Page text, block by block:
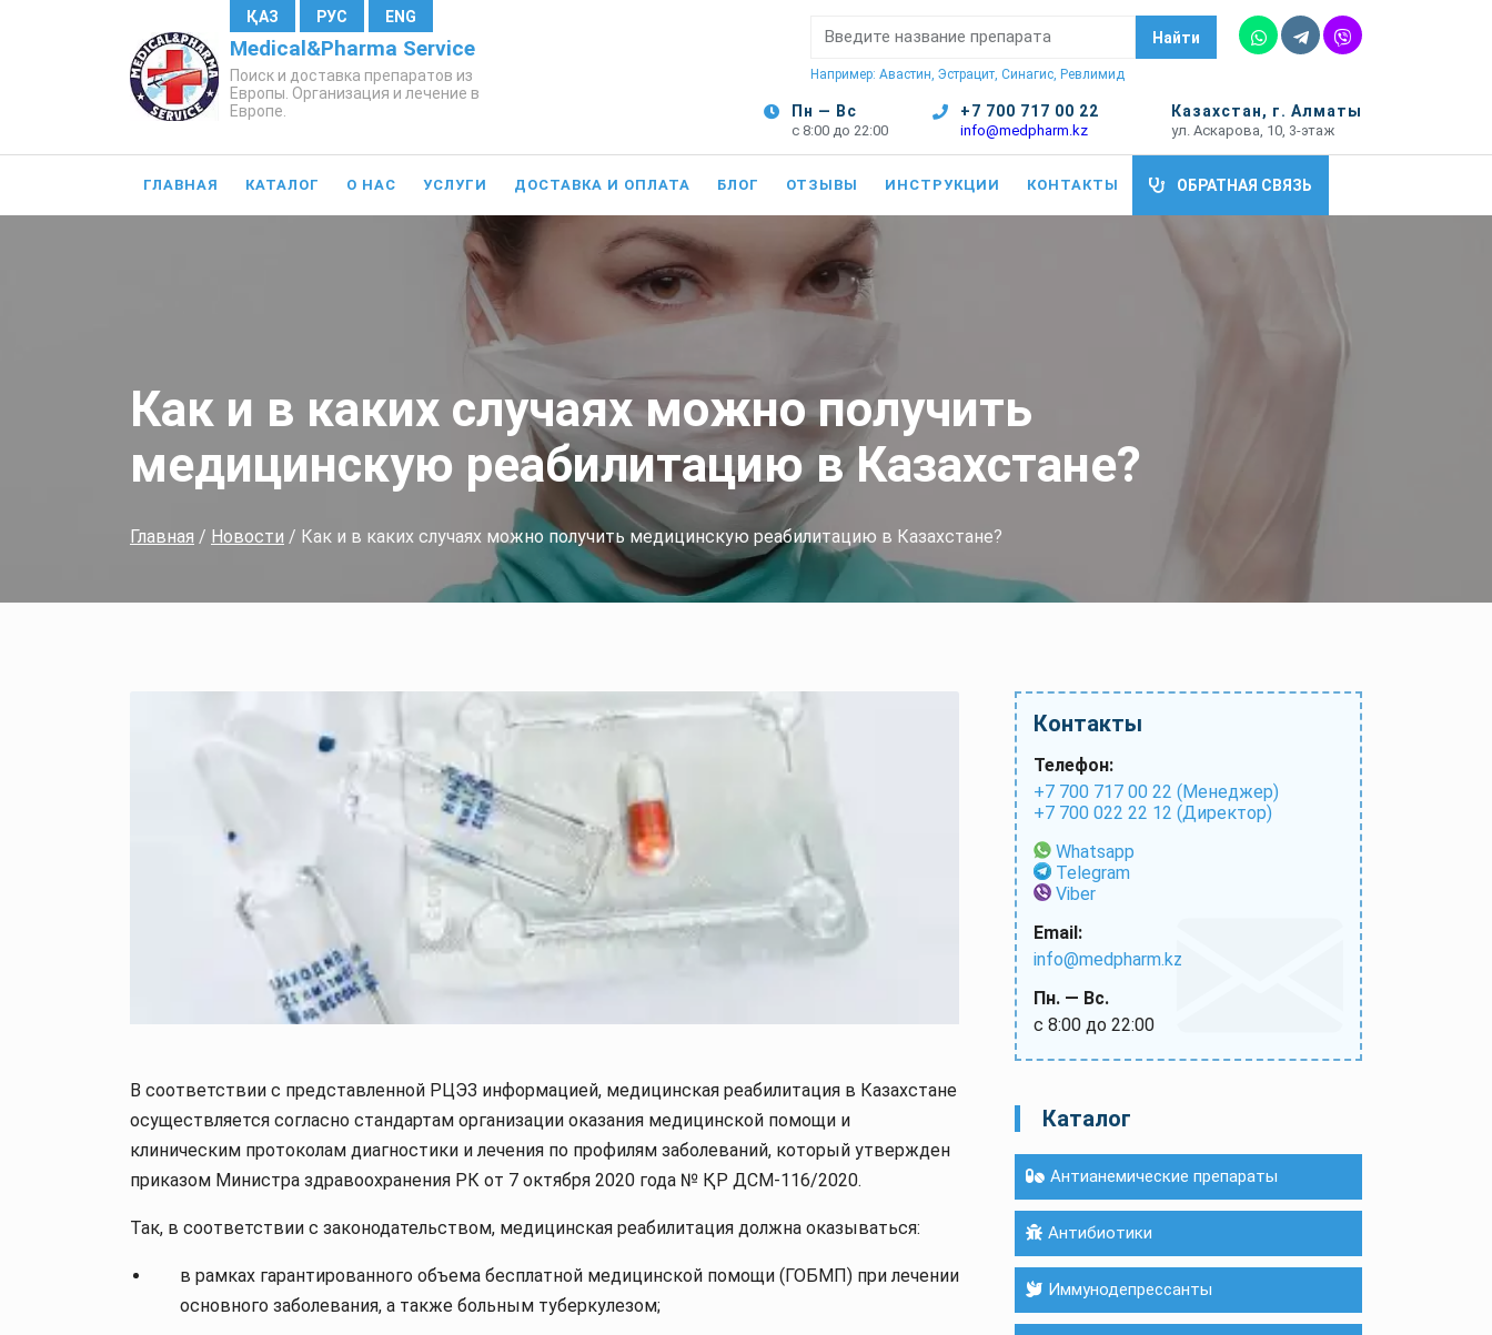
ҚАЗ РУС ENG
Medical&Pharma Service
Поиск и доставка препаратов из
Европы. Организация и лечение в
Европе.
Поиск:
Найти
Например: Авастин, Эстрацит, Синагис, Ревлимид
Whatsapp
Telegram
Vber
Пн — Вс
с 8:00 до 22:00
+7 700 717 00 22
info@medpharm.kz
Казахстан, г. Алматы
ул. Аскарова, 10, 3-этаж
ГЛАВНАЯ КАТАЛОГ О НАС УСЛУГИ ДОСТАВКА И ОПЛАТА БЛОГ ОТЗЫВЫ ИНСТРУКЦИИ КОНТАКТЫ ОБРАТНАЯ СВЯЗЬ
Как и в каких случаях можно получить
медицинскую реабилитацию в Казахстане?
Главная / Новости / Как и в каких случаях можно получить медицинскую реабилитацию в Казахстане?
В соответствии с представленной РЦЭЗ информацией, медицинская реабилитация в Казахстане
осуществляется согласно стандартам организации оказания медицинской помощи и
клиническим протоколам диагностики и лечения по профилям заболеваний, который утвержден
приказом Министра здравоохранения РК от 7 октября 2020 года № ҚР ДСМ-116/2020.
Так, в соответствии с законодательством, медицинская реабилитация должна оказываться:
в рамках гарантированного объема бесплатной медицинской помощи (ГОБМП) при лечении
основного заболевания, а также больным туберкулезом;
Контакты
Телефон:
+7 700 717 00 22 (Менеджер)
+7 700 022 22 12 (Директор)
Whatsapp
Telegram
Viber
Email:
info@medpharm.kz
Пн. — Вс.
с 8:00 до 22:00
Каталог
Антианемические препараты
Антибиотики
Иммунодепрессанты